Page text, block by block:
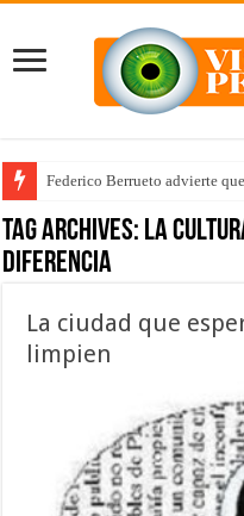
Federico Berrueto advierte
Tag Archives: la
diferencia
La ciudad que
limpien